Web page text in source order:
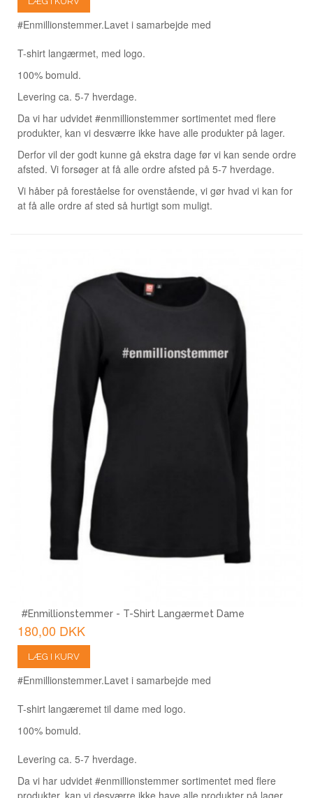
Lavet i samarbejde med
#Enmillionstemmer.
T-shirt langærmet, med logo.
100% bomuld.
Levering ca. 5-7 hverdage.
Da vi har udvidet #enmillionstemmer sortimentet med flere
produkter, kan vi desværre ikke have alle produkter på lager.
Derfor vil der godt kunne gå ekstra dage før vi kan sende ordre
afsted. Vi forsøger at få alle ordre afsted på 5-7 hverdage.
Vi håber på foreståelse for ovenstående, vi gør hvad vi kan for
at få alle ordre af sted så hurtigt som muligt.
#Enmillionstemmer - T-Shirt Langærmet Dame
180,00 DKK
LÆG I KURV
Lavet i samarbejde med
#Enmillionstemmer.
T-shirt langæremet til dame med logo.
100% bomuld.
Levering ca. 5-7 hverdage.
Da vi har udvidet #enmillionstemmer sortimentet med flere
produkter, kan vi desværre ikke have alle produkter på lager.